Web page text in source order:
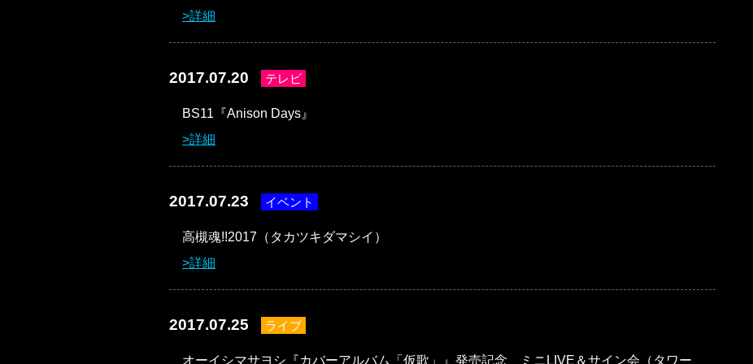
詳細
2017.07.20 テレビ
BS11『Anison Days』
詳細
2017.07.23 イベント
高槻魂!!2017（タカツキダマシイ）
詳細
2017.07.25 ライブ
オーイシマサヨシ『カバーアルバム「仮歌」』発売記念 ミニLIVE＆サイン会（タワー